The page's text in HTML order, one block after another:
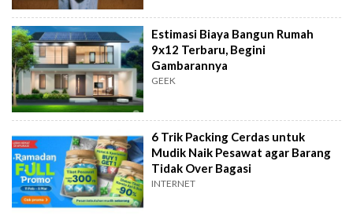
Estimasi Biaya Bangun Rumah
9x12 Terbaru, Begini
Gambarannya
GEEK
6 Trik Packing Cerdas untuk
Mudik Naik Pesawat agar Barang
Tidak Over Bagasi
INTERNET